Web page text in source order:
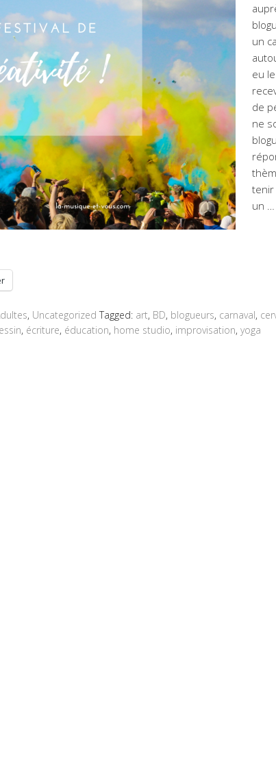
un
eu
de
ne
tenir
un …
, Uncategorized Tagged: art, BD, blogueurs, carnaval,
, écriture, éducation, home studio, improvisation, yoga